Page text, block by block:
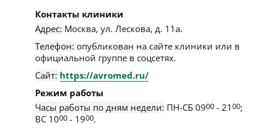
Контакты клиники
Адрес: Москва, ул. Лескова, д. 11а.
Телефон: опубликован на сайте клиники или в
официальной группе в соцсетях.
Сайт: https://avromed.ru/
Режим работы
Часы работы по дням недели: ПН-СБ 0900 - 2100;
ВС 1000 - 1900.